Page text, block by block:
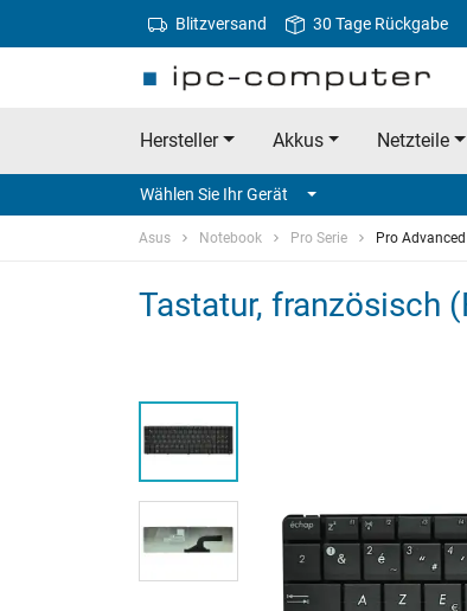
Blitzversand 30 Tage Rückgabe
Hersteller Akkus Netzteile
Wählen Sie Ihr Gerät
Asus Notebook Pro Serie Pro
Tastatur, französisch